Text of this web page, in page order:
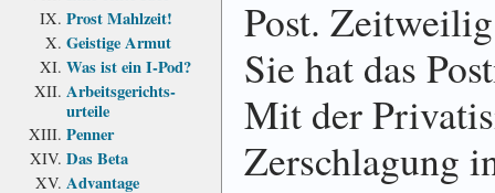
Prost Mahlzeit!
Geistige Armut
Was ist ein I-Pod?
Arbeits­gerichts­
urteile
Penner
Das Beta
Advantage
Post. Zeitweilig
Sie hat das
Mit der
Zerschlagung